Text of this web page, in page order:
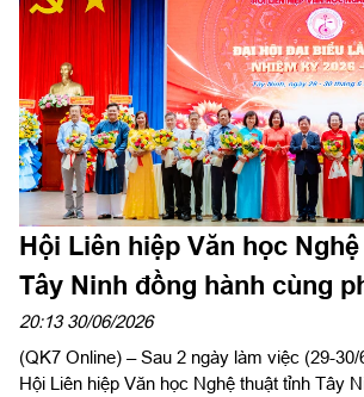
Hội Liên hiệp Văn học
Tây Ninh đồng hành cùng
kinh tế - xã hội địa phương
20:13 30/06/2026
(QK7 Online) – Sau 2 ngày làm việc (29-
Hội Liên hiệp Văn học Nghệ thuật tỉnh Tây